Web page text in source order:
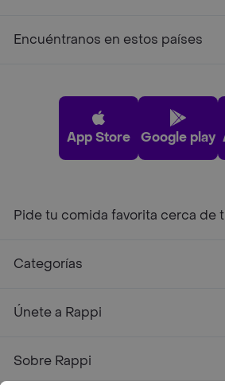
Encuéntranos en estos países
App Store Google play
Pide tu comida favorita cerca de
Categorías
Únete a Rappi
Sobre Rappi